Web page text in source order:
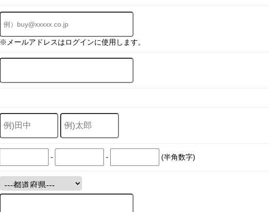
※メールアドレスはログインに使用します。
- - (半角数字)